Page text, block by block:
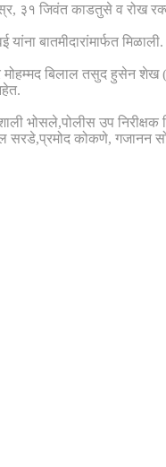
३१ जिवंत काडतुसे व रोख
बातमीदारांमार्फत
मोहम्मद बिलाल तसुद हुसेन
भोसले,पोलीस उप निरीक्षक
सरडे,प्रमोद कोकणे, गजानन